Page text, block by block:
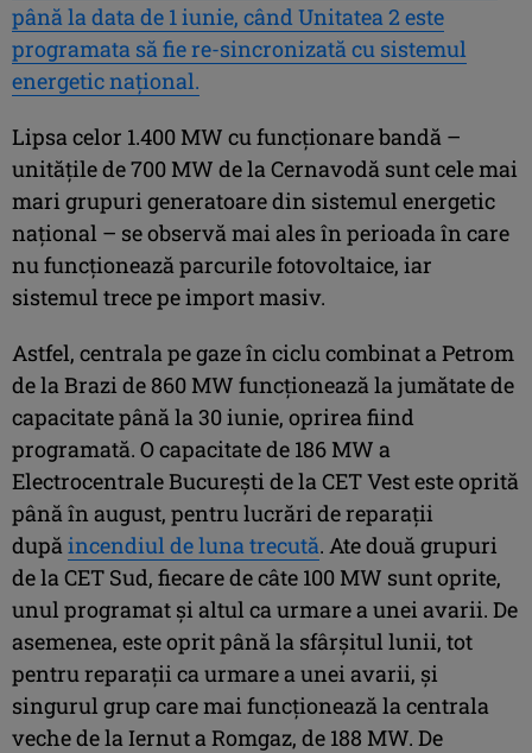
până la data de 1 iunie, când Unitatea 2 este
programata să fie re-sincronizată cu sistemul
energetic național.
Lipsa celor 1.400 MW cu funcționare bandă –
unitățile de 700 MW de la Cernavodă sunt cele mai
mari grupuri generatoare din sistemul energetic
național – se observă mai ales în perioada în care
nu funcționează parcurile fotovoltaice, iar
sistemul trece pe import masiv.
Astfel, centrala pe gaze în ciclu combinat a Petrom
de la Brazi de 860 MW funcționează la jumătate de
capacitate până la 30 iunie, oprirea fiind
programată. O capacitate de 186 MW a
Electrocentrale București de la CET Vest este oprită
până în august, pentru lucrări de reparații
dupăincendiul de luna trecută. Ate două grupuri
de la CET Sud, fiecare de câte 100 MW sunt oprite,
unul programat și altul ca urmare a unei avarii. De
asemenea, este oprit până la sfârșitul lunii, tot
pentru reparații ca urmare a unei avarii, și
singurul grup care mai funcționează la centrala
veche de la Iernut a Romgaz, de 188 MW. De